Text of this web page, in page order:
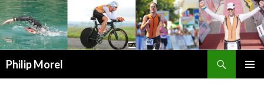
Philip Morel